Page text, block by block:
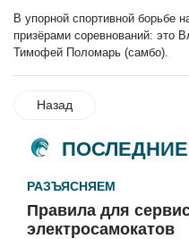
В упорной спортивной борьбе
призёрами соревнований: это
Тимофей Поломарь (самбо).
Назад
РАЗЪЯСНЯЕМ
Правила для
электросамокатов